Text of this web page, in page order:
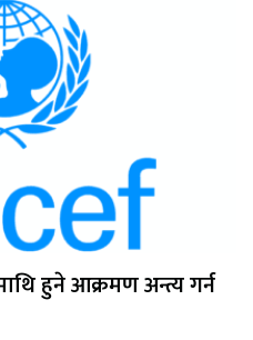
हुने आक्रमण अन्त्य गर्न